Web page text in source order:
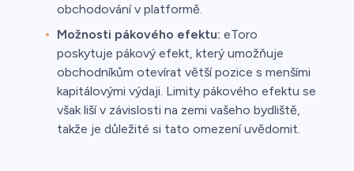
obchodování v platformě.
Možnosti pákového efektu: eToro
poskytuje pákový efekt, který umožňuje
obchodníkům otevírat větší pozice s menšími
kapitálovými výdaji. Limity pákového efektu se
však liší v závislosti na zemi vašeho bydliště,
takže je důležité si tato omezení uvědomit.